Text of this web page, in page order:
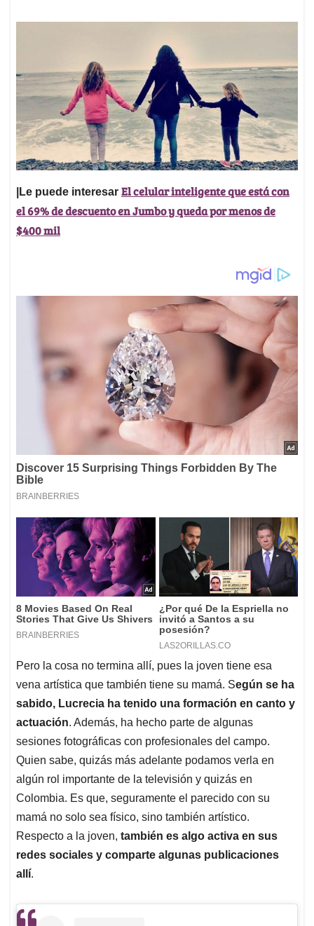
|Le puede interesar El celular inteligente que está con
el 69% de descuento en Jumbo y queda por menos de
$400 mil
Pero la cosa no termina allí, pues la joven tiene esa
vena artística que también tiene su mamá. Según se ha
sabido, Lucrecia ha tenido una formación en canto y
actuación. Además, ha hecho parte de algunas
sesiones fotográficas con profesionales del campo.
Quien sabe, quizás más adelante podamos verla en
algún rol importante de la televisión y quizás en
Colombia. Es que, seguramente el parecido con su
mamá no solo sea físico, sino también artístico.
Respecto a la joven, también es algo activa en sus
redes sociales y comparte algunas publicaciones
allí.